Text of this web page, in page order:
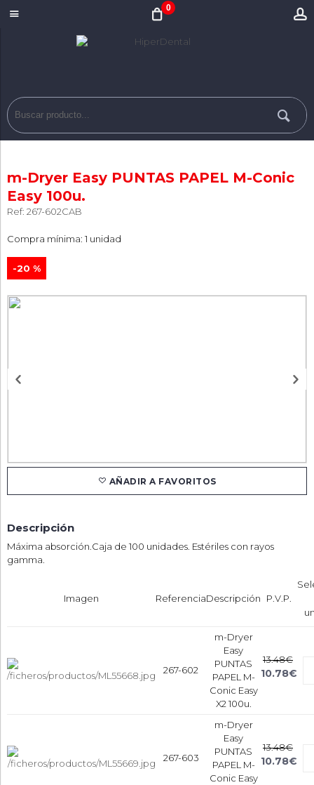
0
m-Dryer Easy PUNTAS PAPEL M-Conic
Easy 100u.
Ref: 267-602CAB
Compra mínima: 1 unidad
-20 %
AÑADIR A FAVORITOS
Descripción
Máxima absorción.Caja de 100 unidades. Estériles con rayos
gamma.
Imagen ReferenciaDescripción P.V.P.
267-602
m-Dryer
Easy
PUNTAS
PAPEL M-
Conic Easy
X2 100u.
13.48€
10.78€
267-603
m-Dryer
Easy
PUNTAS
PAPEL M-
Conic Easy
13.48€
10.78€